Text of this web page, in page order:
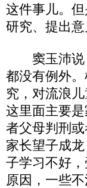
这件事儿。
研究、提出
窦玉沛说，
都没有例外
究，对流浪
这里面主要
者父母判刑
家长望子成
子学习不好
原因，一些